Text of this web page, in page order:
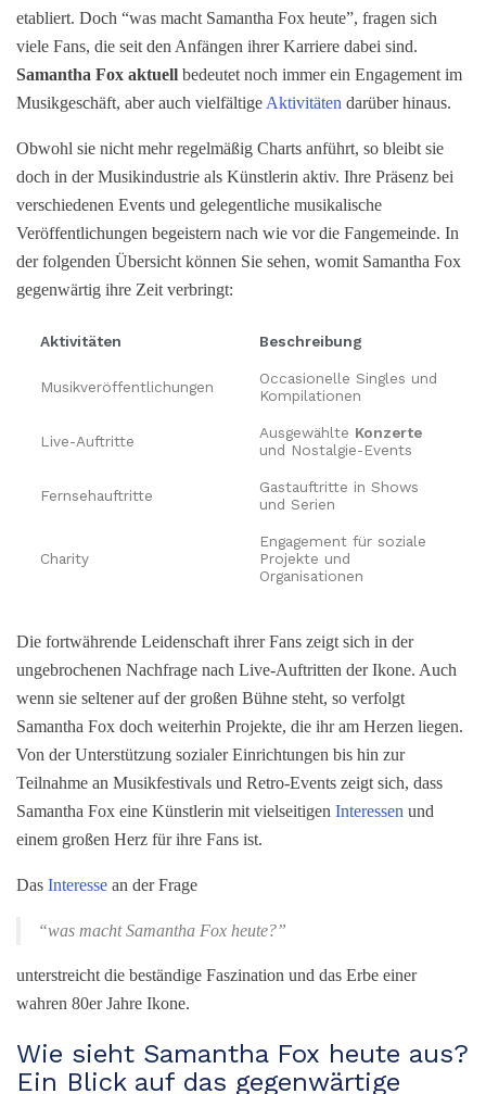
etabliert. Doch “was macht Samantha Fox heute”, fragen sich
viele Fans, die seit den Anfängen ihrer Karriere dabei sind.
Samantha Fox aktuell bedeutet noch immer ein Engagement im
Musikgeschäft, aber auch vielfältige Aktivitäten darüber hinaus.
Obwohl sie nicht mehr regelmäßig Charts anführt, so bleibt sie
doch in der Musikindustrie als Künstlerin aktiv. Ihre Präsenz bei
verschiedenen Events und gelegentliche musikalische
Veröffentlichungen begeistern nach wie vor die Fangemeinde. In
der folgenden Übersicht können Sie sehen, womit Samantha Fox
gegenwärtig ihre Zeit verbringt:
Aktivitäten Beschreibung
Musikveröffentlichungen
Occasionelle Singles und
Kompilationen
Live-Auftritte Ausgewählte Konzerte
und Nostalgie-Events
Fernsehauftritte
Gastauftritte in Shows
und Serien
Charity
Engagement für soziale
Projekte und
Organisationen
Die fortwährende Leidenschaft ihrer Fans zeigt sich in der
ungebrochenen Nachfrage nach Live-Auftritten der Ikone. Auch
wenn sie seltener auf der großen Bühne steht, so verfolgt
Samantha Fox doch weiterhin Projekte, die ihr am Herzen liegen.
Von der Unterstützung sozialer Einrichtungen bis hin zur
Teilnahme an Musikfestivals und Retro-Events zeigt sich, dass
Samantha Fox eine Künstlerin mit vielseitigen Interessen und
einem großen Herz für ihre Fans ist.
Das Interesse an der Frage
“was macht Samantha Fox heute?”
unterstreicht die beständige Faszination und das Erbe einer
wahren 80er Jahre Ikone.
Wie sieht Samantha Fox heute aus?
Ein Blick auf das gegenwärtige